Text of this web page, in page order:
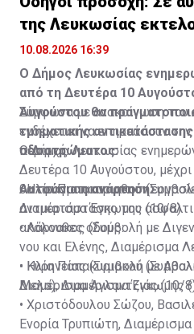
Πηγή: ΚΥΠΕ
της Λευκωσίας
10.08.2026 16:39
Ο Δήμος Λευκωσίας
από τη Δευτέρα 10
Αυγούστου θα
τμηματικής
οδοστρώματος.
Σύμφωνα με ανακοίνωση του
ενδέχεται να επηρεάσουν
περιοχή.
Αυτούσια η ανάρτηση:
Ο Δήμος Λευκωσίας
Δευτέρα 10 Αυγούστου, μέχρι
θα πραγματοποιηθούν
αντικατάστασης του
ακόλουθες οδούς:
• Ηλία Παπακυριακού
Μελα), Διαμέρισμα Έγκωμης
• Ηλία Παπακυριακού
Διαμέρισμα Έγκωμης (10/8)
• Λάρνακος (Συμβολή με
νου και Ελένης, Διαμέρισμα
• Κυρηνείας (Συμβολή με
Διαμέρισμα Αγλαντζιάς (10/
• Χριστόδουλου Σώζου,
Ενορία Τρυπιώτη,